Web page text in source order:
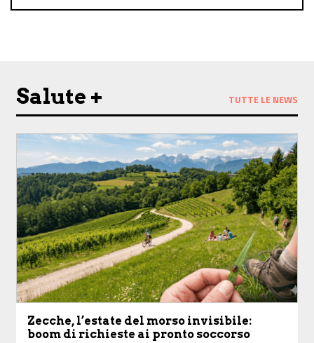
Salute + TUTTE LE NEWS
Zecche, l’estate del morso invisibile:
boom di richieste ai pronto soccorso